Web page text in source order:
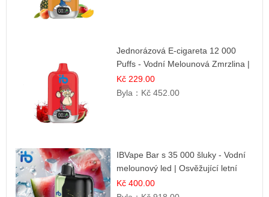
Jednorázová E-cigareta 12 000
Puffs - Vodní Melounová Zmrzlina |
Letní dezertní příchuť
Kč 229.00
Byla： Kč 452.00
IBVape Bar s 35 000 šluky - Vodní
melounový led | Osvěžující letní
příchuť
Kč 400.00